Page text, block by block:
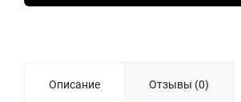
Описание Отзывы (0)